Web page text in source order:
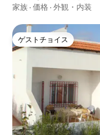
家族 · 価格 · 外観・内装
ゲストチョイス
ゲストチョイス